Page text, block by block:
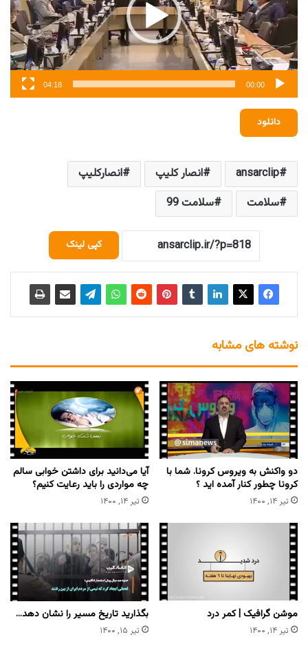
00:00
04:18
دانلود
ansarclip انصار کلیپ
انصارکلیپ
سلامت
سلامت 99
کپی لینک
نوشته های مشابه
دو واکنش به ویروس کرونا. شما با
کرونا چطور کنار آمده اید ؟
تیر ۱۴, ۱۴۰۰
آیا می‌دانید برای داشتن خوابی سالم
چه مواردی را باید رعایت کنیم؟
تیر ۱۴, ۱۴۰۰
موشن گرافیک | کمر درد
تیر ۱۴, ۱۴۰۰
بگذارید تاریخ مسیر را نشان دهد…
تیر ۱۵, ۱۴۰۰